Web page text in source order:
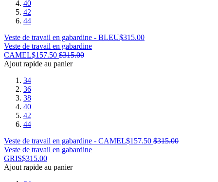
40
42
44
Veste de travail en gabardine - BLEU$315.00
Veste de travail en gabardine
CAMEL$157.50 $315.00
Ajout rapide au panier
34
36
38
40
42
44
Veste de travail en gabardine - CAMEL$157.50 $315.00
Veste de travail en gabardine
GRIS$315.00
Ajout rapide au panier